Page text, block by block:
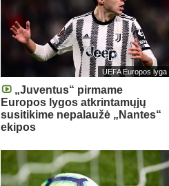
UEFA Europos lyga
„Juventus“ pirmame
Europos lygos atkrintamųjų
susitikime nepalaužė „Nantes“
ekipos